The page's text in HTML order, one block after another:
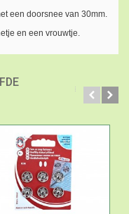
een doorsnee van 30mm.
en een vrouwtje.